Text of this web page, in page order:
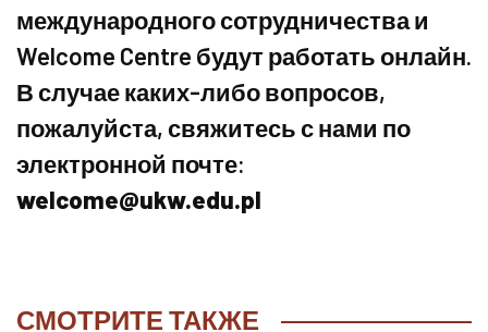
международного сотрудничества и
Welcome Centre будут работать онлайн.
В случае каких-либо вопросов,
пожалуйста, свяжитесь с нами по
электронной почте:
welcome@ukw.edu.pl
СМОТРИТЕ ТАКЖЕ